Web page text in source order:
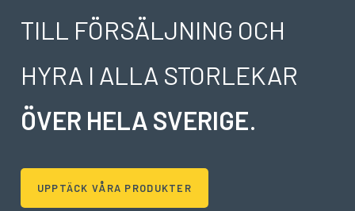
TILL FÖRSÄLJNING OCH
HYRA I ALLA STORLEKAR
ÖVER HELA SVERIGE.
UPPTÄCK VÅRA PRODUKTER